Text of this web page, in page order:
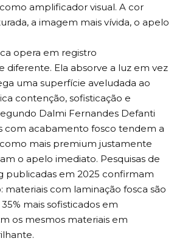
amplificador visual. A cor
a imagem mais vívida, o apelo
opera em registro
Ela absorve a luz em vez
uma superfície aveludada ao
contenção, sofisticação e
Dalmi Fernandes Defanti
com acabamento fosco tendem a
mais premium justamente
o apelo imediato. Pesquisas de
publicadas em 2025 confirmam
materiais com laminação fosca são
mais sofisticados em
os mesmos materiais em